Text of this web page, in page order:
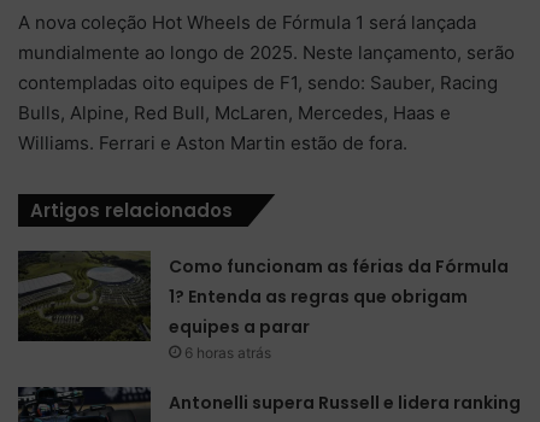
A nova coleção Hot Wheels de Fórmula 1 será lançada
mundialmente ao longo de 2025. Neste lançamento, serão
contempladas oito equipes de F1, sendo: Sauber, Racing
Bulls, Alpine, Red Bull, McLaren, Mercedes, Haas e
Williams. Ferrari e Aston Martin estão de fora.
Artigos relacionados
Como funcionam as férias da Fórmula
1? Entenda as regras que obrigam
equipes a parar
6 horas atrás
Antonelli supera Russell e lidera ranking